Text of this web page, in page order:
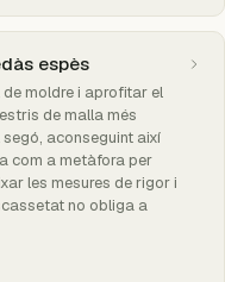
espès
moldre i aprofitar el
de malla més
aconseguint així
com a metàfora per
les mesures de rigor i
no obliga a